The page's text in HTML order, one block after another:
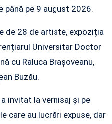
până pe 9 august 2026.
de 28 de artiste, expoziția
Universitar Doctor
cu Raluca Brașoveanu,
Buzău.
invitat la vernisaj și pe
care au lucrări expuse, dar